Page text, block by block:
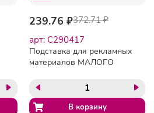
239.76 ₽372.71 ₽
арт: C290417
Подставка для рекламных
материалов МАЛОГО
А5, односторонняя,
горизонтальная,
BRAUBERG, 290417